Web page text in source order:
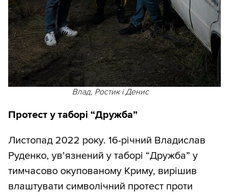
Влад, Ростик і Денис
Протест у таборі “Дружба”
Листопад 2022 року. 16-річний Владислав
Руденко, ув’язнений у таборі “Дружба” у
тимчасово окупованому Криму, вирішив
влаштувати символічний протест проти